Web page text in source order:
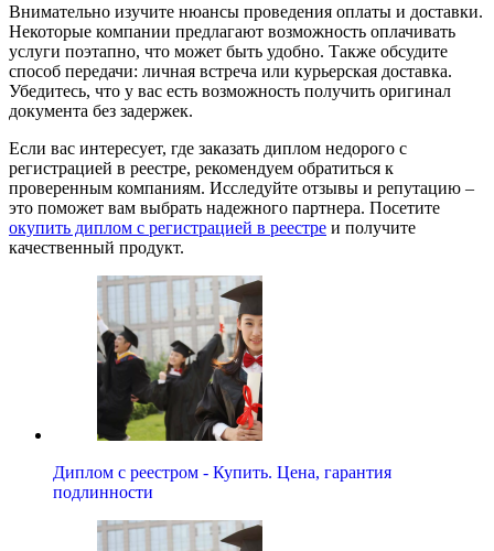
Внимательно изучите нюансы проведения оплаты и доставки.
Некоторые компании предлагают возможность оплачивать
услуги поэтапно, что может быть удобно. Также обсудите
способ передачи: личная встреча или курьерская доставка.
Убедитесь, что у вас есть возможность получить оригинал
документа без задержек.
Если вас интересует, где заказать диплом недорого с
регистрацией в реестре, рекомендуем обратиться к
проверенным компаниям. Исследуйте отзывы и репутацию –
это поможет вам выбрать надежного партнера. Посетите
окупить диплом с регистрацией в реестре и получите
качественный продукт.
Диплом с реестром - Купить. Цена, гарантия
подлинности